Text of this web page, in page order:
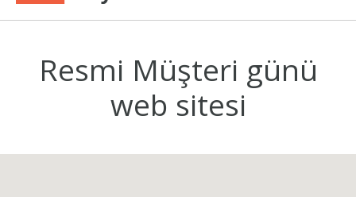
Resmi Müşteri günü
web sitesi